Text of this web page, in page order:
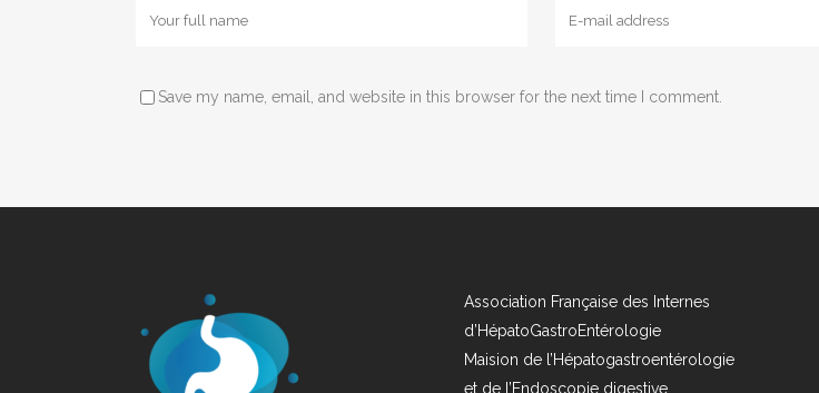
Save my name, email, and website in this browser for the next time I comment.
Association Française des Internes
d’HépatoGastroEntérologie
Maision de l’Hépatogastroentérologie
et de l’Endoscopie digestive